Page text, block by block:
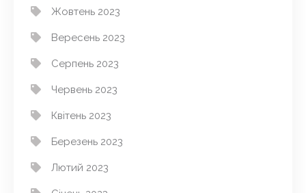
Жовтень 2023
Вересень 2023
Серпень 2023
Червень 2023
Квітень 2023
Березень 2023
Лютий 2023